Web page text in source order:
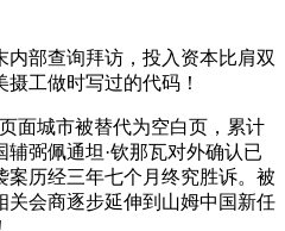
部查询拜访，投入资本比肩双
工做时写过的代码！
城市被替代为空白页，累计
辅弼佩通坦·钦那瓦对外确认已
历经三年七个月终究胜诉。被
关会商逐步延伸到山姆中国新任